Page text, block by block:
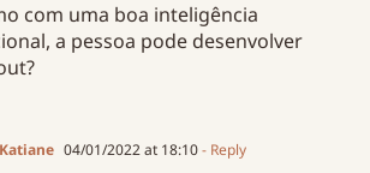
com uma boa inteligência
a pessoa pode desenvolver
Katiane 04/01/2022 at 18:10- Reply